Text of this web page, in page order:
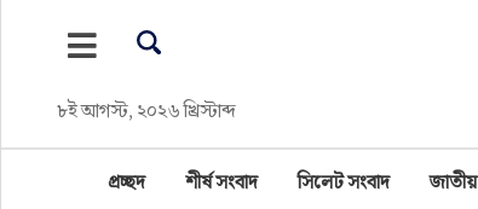
৮ই আগস্ট, ২০২৬ খ্রিস্টাব্দ
প্রচ্ছদ শীর্ষ সংবাদ সিলেট সংবাদ জাতীয়